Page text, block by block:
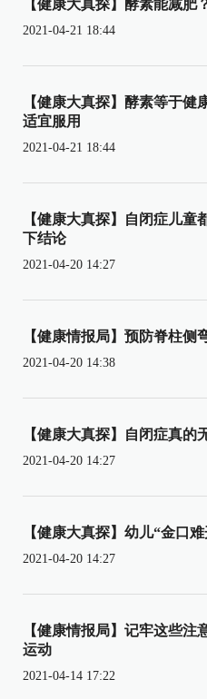
【健康大真探】酵素能减肥
2021-04-21 18:44
【健康大真探】酵素等于
适宜服用
2021-04-21 18:44
【健康大真探】自闭症儿
下结论
2021-04-20 14:27
【健康情报局】预防脊柱侧
2021-04-20 14:38
【健康大真探】自闭症真的
2021-04-20 14:27
【健康大真探】幼儿“金口
2021-04-20 14:27
【健康情报局】记牢这些注
运动
2021-04-14 17:22